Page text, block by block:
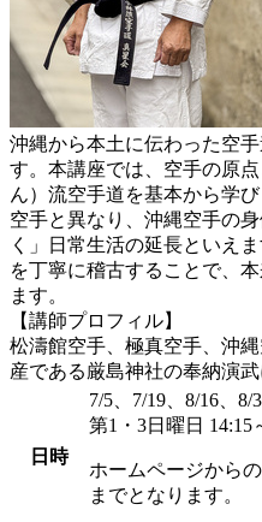
沖縄から本土に伝わった空
す。本講座では、空手の原
ん）流空手道を基本から学
空手と異なり、沖縄空手の
く」日常生活の延長といえ
を丁寧に稽古することで、
ます。
【講師プロフィル】
松濤館空手、極真空手、沖
産である厳島神社の奉納演武
日時
7/5、7/19、8/16、8/
第1・3日曜日 14:15
ホームページから
までとなります。